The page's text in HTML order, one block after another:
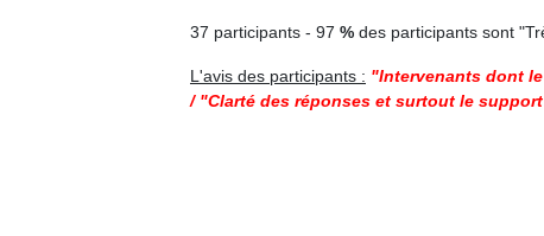
37 participants - 97 % des participants sont
L'avis des participants : "Intervenants dont
/ "Clarté des réponses et surtout le